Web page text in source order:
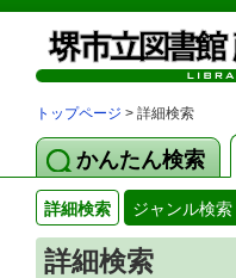
トップページ > 詳細検索
かんたん検索
詳細検索 ジャンル検索
詳細検索